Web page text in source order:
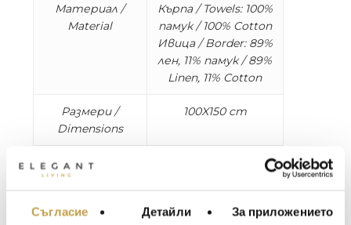
Съгласие Детайли За приложението
Материал /
Material
Кърпа / Towels: 100%
памук / 100% Cotton
Ивица / Border: 89%
лен, 11% памук / 89%
Linen, 11% Cotton
Размери /
Dimensions
100X150 cm
Колекцията за баня Graphite Border се
вдъхновен от органичните, неподправени
форми в природата. Всяка хавлия еМЕБЕЛИ ЗА ДОМА И